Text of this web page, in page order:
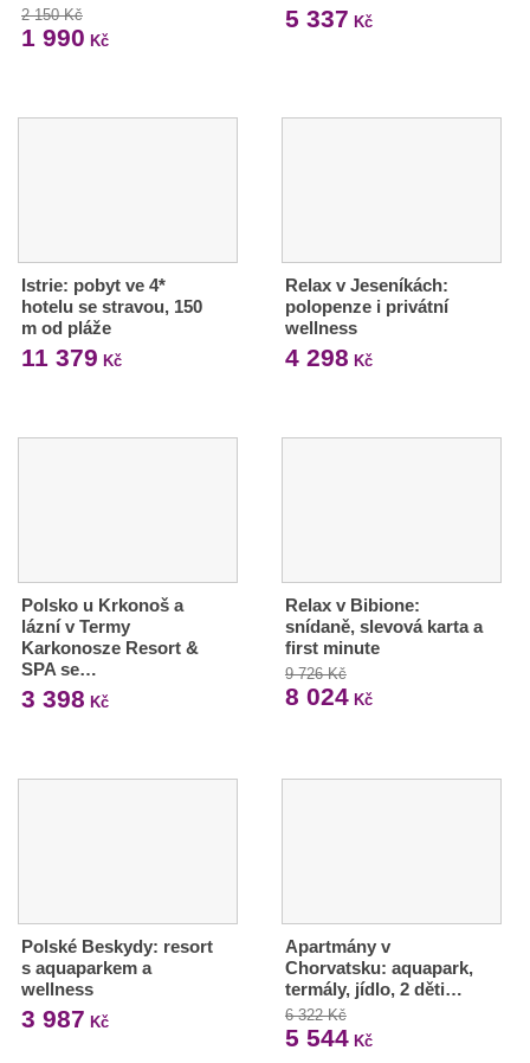
2 150 Kč
1 990 Kč
5 337 Kč
Istrie: pobyt ve 4*
hotelu se stravou, 150
m od pláže
11 379 Kč
Relax v Jeseníkách:
polopenze i privátní
wellness
4 298 Kč
Polsko u Krkonoš a
lázní v Termy
Karkonosze Resort &
SPA se…
3 398 Kč
Relax v Bibione:
snídaně, slevová karta a
first minute
9 726 Kč
8 024Kč
Polské Beskydy: resort
s aquaparkem a
wellness
3 987 Kč
Apartmány v
Chorvatsku: aquapark,
termály, jídlo, 2 děti…
6 322 Kč
5 544Kč